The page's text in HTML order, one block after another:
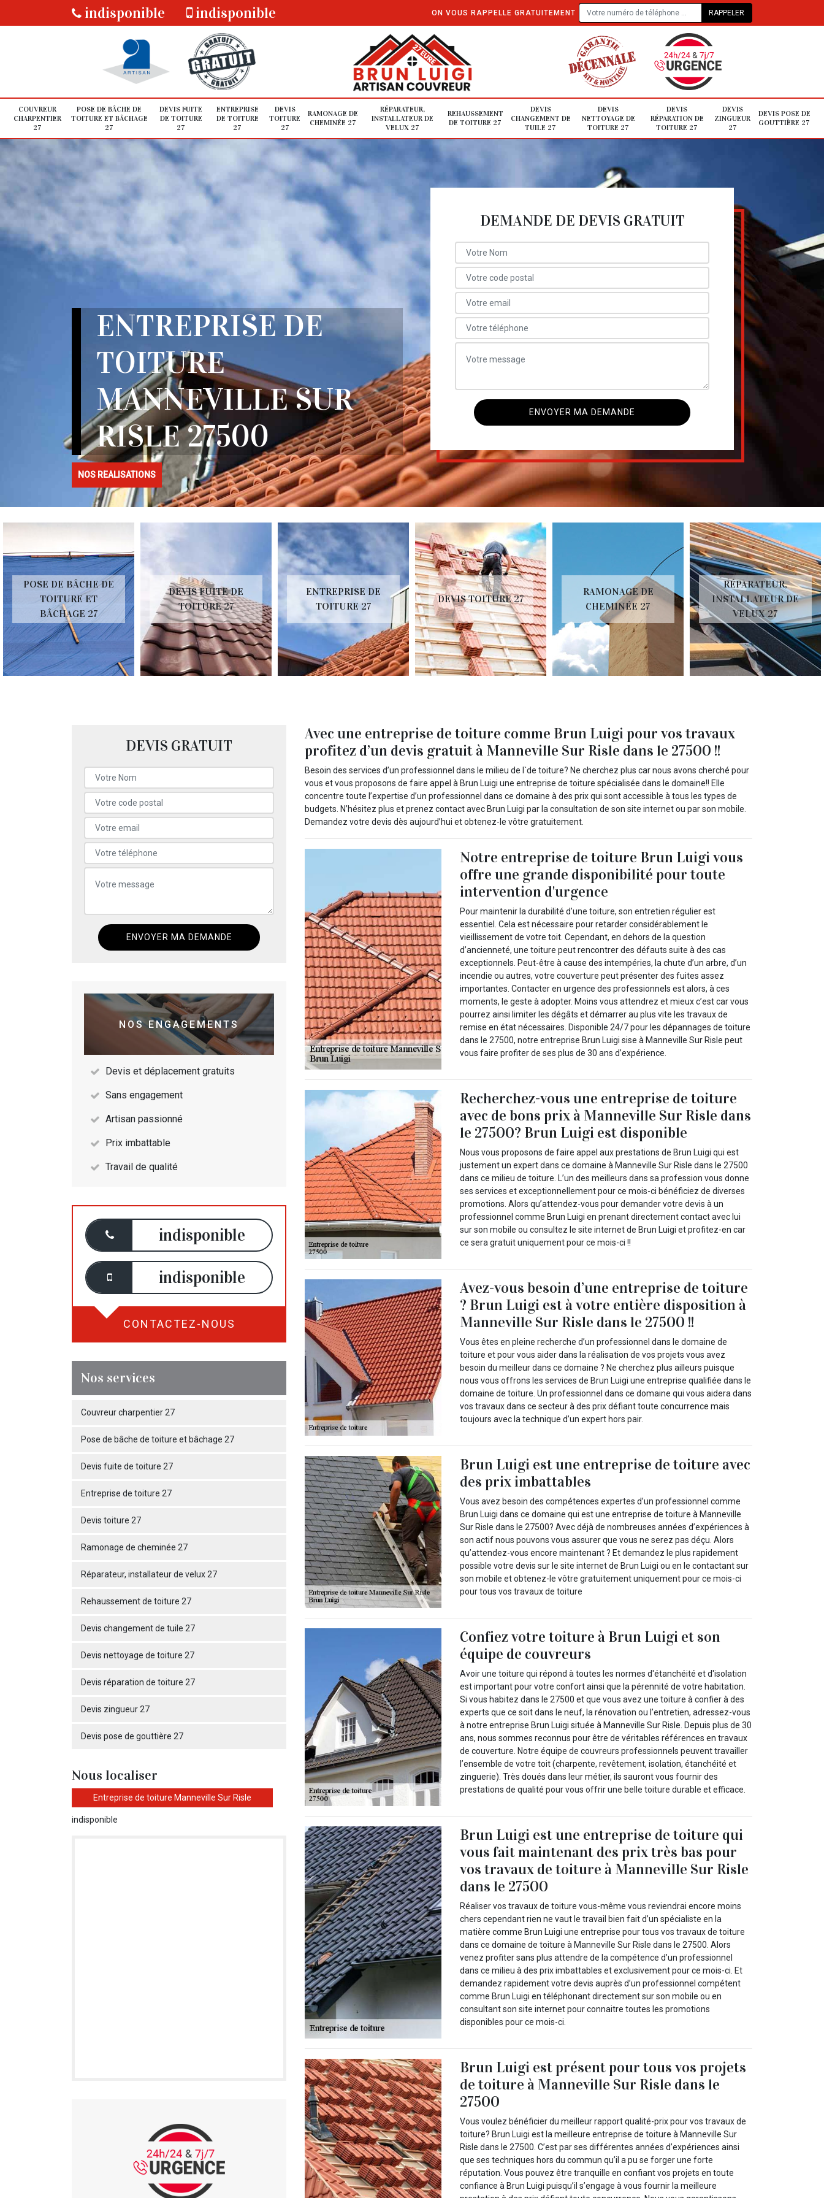
indisponible indisponible ON VOUS RAPPELLE GRATUITEMENT
COUVREUR
CHARPENTIER
27
POSE DE BÂCHE DE
TOITURE ET BÂCHAGE
27
DEVIS FUITE
DE TOITURE
27
ENTREPRISE
DE TOITURE
27
DEVIS
TOITURE
27
RAMONAGE DE
CHEMINÉE 27
RÉPARATEUR,
INSTALLATEUR DE
VELUX 27
REHAUSSEMENT
DE TOITURE 27
DEVIS
CHANGEMENT DE
TUILE 27
DEVIS
NETTOYAGE DE
TOITURE 27
DEVIS
RÉPARATION DE
TOITURE 27
DEVIS
ZINGUEUR
27
DEVIS POSE DE
GOUTTIÈRE 27
ENTREPRISE DE
TOITURE
MANNEVILLE SUR
RISLE 27500
NOS REALISATIONS
DEMANDE DE DEVIS GRATUIT
POSE DE BÂCHE DE
TOITURE ET
BÂCHAGE 27
DEVIS FUITE DE
TOITURE 27
ENTREPRISE DE
TOITURE 27
DEVIS TOITURE 27
RAMONAGE DE
CHEMINÉE 27
RÉPARATEUR,
INSTALLATEUR DE
VELUX 27
DEVIS GRATUIT
NOS ENGAGEMENTS
Devis et déplacement gratuits
Sans engagement
Artisan passionné
Prix imbattable
Travail de qualité
indisponible
indisponible
CONTACTEZ-NOUS
Nos services
Couvreur charpentier 27
Pose de bâche de toiture et bâchage 27
Devis fuite de toiture 27
Entreprise de toiture 27
Devis toiture 27
Ramonage de cheminée 27
Réparateur, installateur de velux 27
Rehaussement de toiture 27
Devis changement de tuile 27
Devis nettoyage de toiture 27
Devis réparation de toiture 27
Devis zingueur 27
Devis pose de gouttière 27
Nous localiser
Entreprise de toiture Manneville Sur Risle
indisponible
Avec une entreprise de toiture comme Brun Luigi pour vos travaux
profitez d’un devis gratuit à Manneville Sur Risle dans le 27500 !!
Besoin des services d’un professionnel dans le milieu de l`de toiture? Ne cherchez plus car nous avons cherché pour
vous et vous proposons de faire appel à Brun Luigi une entreprise de toiture spécialisée dans le domaine!! Elle
concentre toute l’expertise d’un professionnel dans ce domaine à des prix qui sont accessible à tous les types de
budgets. N’hésitez plus et prenez contact avec Brun Luigi par la consultation de son site internet ou par son mobile.
Demandez votre devis dès aujourd’hui et obtenez-le vôtre gratuitement.
Notre entreprise de toiture Brun Luigi vous
offre une grande disponibilité pour toute
intervention d'urgence
Pour maintenir la durabilité d’une toiture, son entretien régulier est
essentiel. Cela est nécessaire pour retarder considérablement le
vieillissement de votre toit. Cependant, en dehors de la question
d’ancienneté, une toiture peut rencontrer des défauts suite à des cas
exceptionnels. Peut-être à cause des intempéries, la chute d’un arbre, d’un
incendie ou autres, votre couverture peut présenter des fuites assez
importantes. Contacter en urgence des professionnels est alors, à ces
moments, le geste à adopter. Moins vous attendrez et mieux c’est car vous
pourrez ainsi limiter les dégâts et démarrer au plus vite les travaux de
remise en état nécessaires. Disponible 24/7 pour les dépannages de toiture
dans le 27500, notre entreprise Brun Luigi sise à Manneville Sur Risle peut
vous faire profiter de ses plus de 30 ans d’expérience.
Recherchez-vous une entreprise de toiture
avec de bons prix à Manneville Sur Risle dans
le 27500? Brun Luigi est disponible
Nous vous proposons de faire appel aux prestations de Brun Luigi qui est
justement un expert dans ce domaine à Manneville Sur Risle dans le 27500
dans ce milieu de toiture. L’un des meilleurs dans sa profession vous donne
ses services et exceptionnellement pour ce mois-ci bénéficiez de diverses
promotions. Alors qu’attendez-vous pour demander votre devis à un
professionnel comme Brun Luigi en prenant directement contact avec lui
sur son mobile ou consultez le site internet de Brun Luigi et profitez-en car
ce sera gratuit uniquement pour ce mois-ci !!
Avez-vous besoin d’une entreprise de toiture
? Brun Luigi est à votre entière disposition à
Manneville Sur Risle dans le 27500 !!
Vous êtes en pleine recherche d’un professionnel dans le domaine de
toiture et pour vous aider dans la réalisation de vos projets vous avez
besoin du meilleur dans ce domaine ? Ne cherchez plus ailleurs puisque
nous vous offrons les services de Brun Luigi une entreprise qualifiée dans le
domaine de toiture. Un professionnel dans ce domaine qui vous aidera dans
vos travaux dans ce secteur à des prix défiant toute concurrence mais
toujours avec la technique d’un expert hors pair.
Brun Luigi est une entreprise de toiture avec
des prix imbattables
Vous avez besoin des compétences expertes d’un professionnel comme
Brun Luigi dans ce domaine qui est une entreprise de toiture à Manneville
Sur Risle dans le 27500? Avec déjà de nombreuses années d’expériences à
son actif nous pouvons vous assurer que vous ne serez pas déçu. Alors
qu’attendez-vous encore maintenant ? Et demandez le plus rapidement
possible votre devis sur le site internet de Brun Luigi ou en le contactant sur
son mobile et obtenez-le vôtre gratuitement uniquement pour ce mois-ci
pour tous vos travaux de toiture
Confiez votre toiture à Brun Luigi et son
équipe de couvreurs
Avoir une toiture qui répond à toutes les normes d'étanchéité et d'isolation
est important pour votre confort ainsi que la pérennité de votre habitation.
Si vous habitez dans le 27500 et que vous avez une toiture à confier à des
experts que ce soit dans le neuf, la rénovation ou l’entretien, adressez-vous
à notre entreprise Brun Luigi située à Manneville Sur Risle. Depuis plus de 30
ans, nous sommes reconnus pour être de véritables références en travaux
de couverture. Notre équipe de couvreurs professionnels peuvent travailler
l’ensemble de votre toit (charpente, revêtement, isolation, étanchéité et
zinguerie). Très doués dans leur métier, ils sauront vous fournir des
prestations de qualité pour vous offrir une belle toiture durable et efficace.
Brun Luigi est une entreprise de toiture qui
vous fait maintenant des prix très bas pour
vos travaux de toiture à Manneville Sur Risle
dans le 27500
Réaliser vos travaux de toiture vous-même vous reviendrai encore moins
chers cependant rien ne vaut le travail bien fait d’un spécialiste en la
matière comme Brun Luigi une entreprise pour tous vos travaux de toiture
dans ce domaine de toiture à Manneville Sur Risle dans le 27500. Alors
venez profiter sans plus attendre de la compétence d’un professionnel
dans ce milieu à des prix imbattables et exclusivement pour ce mois-ci. Et
demandez rapidement votre devis auprès d’un professionnel compétent
comme Brun Luigi en téléphonant directement sur son mobile ou en
consultant son site internet pour connaitre toutes les promotions
disponibles pour ce mois-ci.
Brun Luigi est présent pour tous vos projets
de toiture à Manneville Sur Risle dans le
27500
Vous voulez bénéficier du meilleur rapport qualité-prix pour vos travaux de
toiture? Brun Luigi est la meilleure entreprise de toiture à Manneville Sur
Risle dans le 27500. C’est par ses différentes années d’expériences ainsi
que ses techniques hors du commun qu’il a pu se forger une forte
réputation. Vous pouvez être tranquille en confiant vos projets en toute
confiance à Brun Luigi puisqu’il s’engage à vous fournir la meilleure